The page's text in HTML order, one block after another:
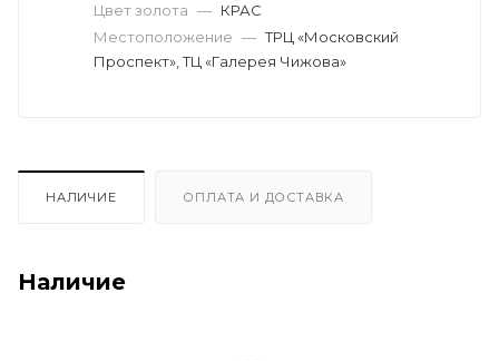
Цвет золота — КРАС
Местоположение — ТРЦ «Московский
Проспект», ТЦ «Галерея Чижова»
НАЛИЧИЕ ОПЛАТА И ДОСТАВКА
Наличие